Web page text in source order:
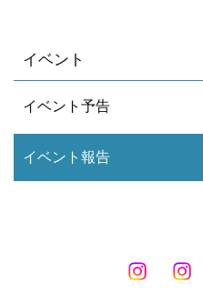
イベント
イベント予告
イベント報告